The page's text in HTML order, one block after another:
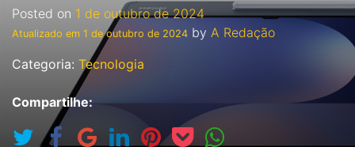
Posted on 1 de outubro de 2024
Atualizado em 1 de outubro de 2024 by A Redação
Categoria: Tecnologia
Compartilhe: